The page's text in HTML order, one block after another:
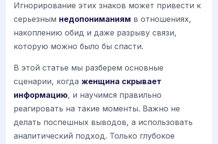
Игнорирование этих знаков может привести к
серьезным недопониманиям в отношениях,
накоплению обид и даже разрыву связи,
которую можно было бы спасти.
В этой статье мы разберем основные
сценарии, когда женщина скрывает
информацию, и научимся правильно
реагировать на такие моменты. Важно не
делать поспешных выводов, а использовать
аналитический подход. Только глубокое